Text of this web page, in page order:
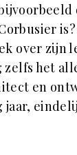
over zijn
zelfs het
en
jaar,